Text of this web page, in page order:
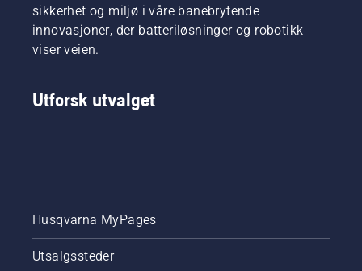
sikkerhet og miljø i våre banebrytende
innovasjoner, der batteriløsninger og robotikk
viser veien.
Utforsk utvalget
Husqvarna MyPages
Utsalgssteder